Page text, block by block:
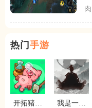
热门 手游
开拓猪之
我是一个